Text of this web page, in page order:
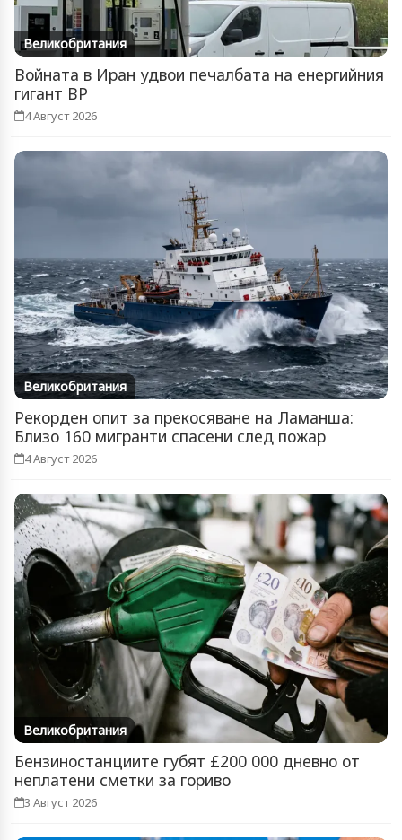
Великобритания
Войната в Иран удвои печалбата на енергийния
гигант BP
4 Август 2026
Великобритания
Рекорден опит за прекосяване на Ламанша:
Близо 160 мигранти спасени след пожар
4 Август 2026
Великобритания
Бензиностанциите губят £200 000 дневно от
неплатени сметки за гориво
3 Август 2026